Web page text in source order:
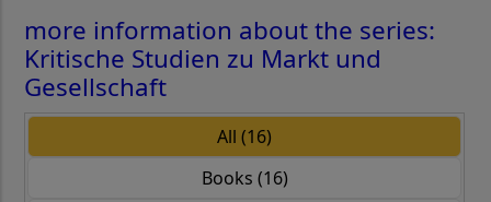
more information about the series:
Kritische Studien zu Markt und
Gesellschaft
All (16)
Books (16)